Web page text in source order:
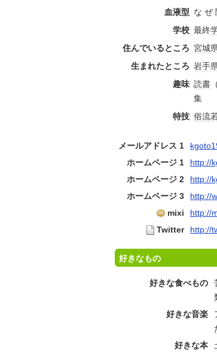
血液型 な ぜ
学校 最終
住んでいるところ 宮城
生まれたところ 岩手
趣味 読書
集
特技 俗流
メールアドレス 1
ホームページ 1
http://
ホームページ 2
http://
ホームページ 3
http://
mixi
http://
Twitter
http://
好きなもの
好きな食べもの
好きな音楽
好きな本